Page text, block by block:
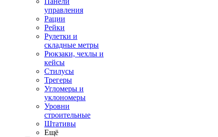
управления
Рации
Рейки
Рулетки и
складные метры
Рюкзаки, чехлы и
кейсы
Стилусы
Трегеры
Угломеры и
уклономеры
Уровни
строительные
Штативы
Ещё